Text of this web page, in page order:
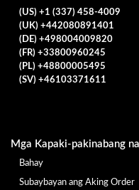
(US) +1 (337) 458-4009
(UK) +442080891401
(DE) +498004009820
(FR) +33800960245
(PL) +48800005495
(SV) +46103371611
Mga Kapaki-pakinabang
Bahay
Subaybayan ang Aking Order